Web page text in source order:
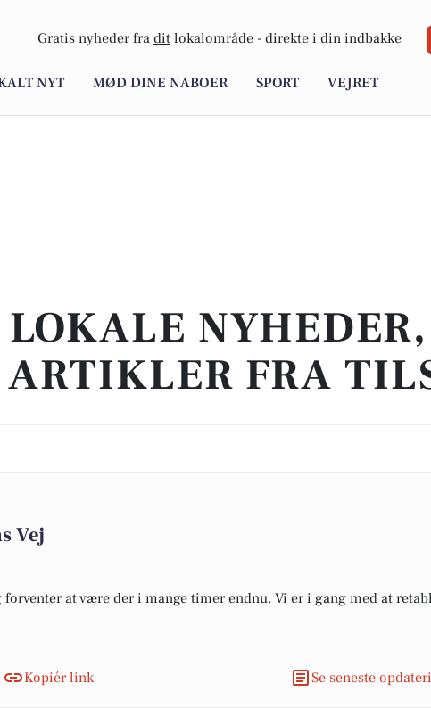
Gratis nyheder fra dit lokalområde - direkte i din indbakke
NYT MØD DINE NABOER SPORT VEJRET
NYHEDER,
ARTIKLER FRA
Vej
forventer at være der i mange timer endnu. Vi er i gang med at
Kopiér link Se seneste